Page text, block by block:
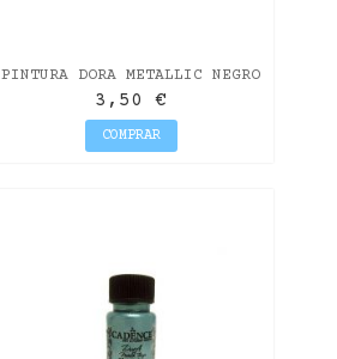
PINTURA DORA METALLIC NEGRO
50ML
3,50 €
COMPRAR